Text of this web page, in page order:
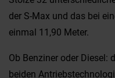
der S-Max und das bei
einmal 11,90 Meter.
Ob Benziner oder Diesel:
beiden